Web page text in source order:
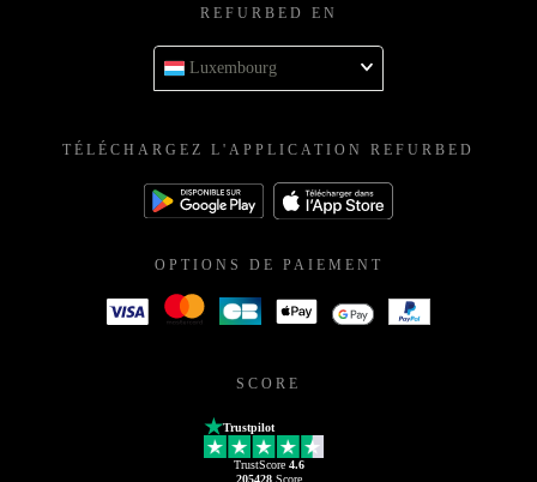
REFURBED EN
Luxembourg
TÉLÉCHARGEZ L'APPLICATION REFURBED
OPTIONS DE PAIEMENT
SCORE
Trustpilot
TrustScore 4.6
205428Score